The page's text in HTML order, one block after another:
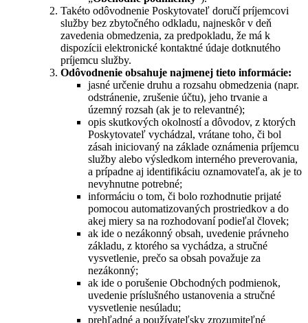
Takéto odôvodnenie Poskytovateľ doručí príjemcovi
služby bez zbytočného odkladu, najneskôr v deň
zavedenia obmedzenia, za predpokladu, že má k
dispozícii elektronické kontaktné údaje dotknutého
príjemcu služby.
Odôvodnenie obsahuje najmenej tieto informácie:
jasné určenie druhu a rozsahu obmedzenia (napr.
odstránenie, zrušenie účtu), jeho trvanie a
územný rozsah (ak je to relevantné);
opis skutkových okolností a dôvodov, z ktorých
Poskytovateľ vychádzal, vrátane toho, či bol
zásah iniciovaný na základe oznámenia príjemcu
služby alebo výsledkom interného preverovania,
a prípadne aj identifikáciu oznamovateľa, ak je to
nevyhnutne potrebné;
informáciu o tom, či bolo rozhodnutie prijaté
pomocou automatizovaných prostriedkov a do
akej miery sa na rozhodovaní podieľal človek;
ak ide o nezákonný obsah, uvedenie právneho
základu, z ktorého sa vychádza, a stručné
vysvetlenie, prečo sa obsah považuje za
nezákonný;
ak ide o porušenie Obchodných podmienok,
uvedenie príslušného ustanovenia a stručné
vysvetlenie nesúladu;
prehľadné a používateľsky zrozumiteľné